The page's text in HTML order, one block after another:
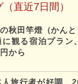
直近7日間）
秋田竿燈（かん
観る宿泊プラン
から
旅行者が好調、